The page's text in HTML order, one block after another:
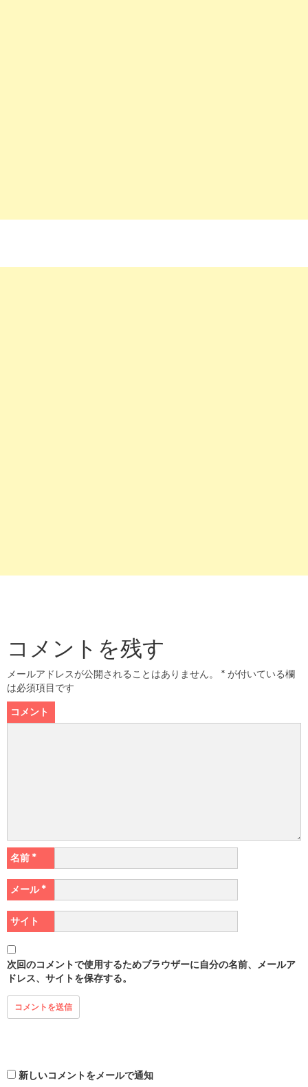
コメントを残す
メールアドレスが公開されることはありません。 * が付いている欄
は必須項目です
コメント
名前 *
メール*
サイト
次回のコメントで使用するためブラウザーに自分の名前、メールア
ドレス、サイトを保存する。
新しいコメントをメールで通知